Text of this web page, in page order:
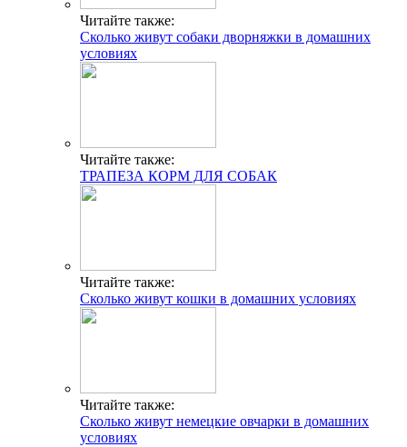
Читайте также:
Сколько живут собаки дворняжки в домашних
условиях
Читайте также:
ТРАПЕЗА КОРМ ДЛЯ СОБАК
Читайте также:
Сколько живут кошки в домашних условиях
Читайте также:
Сколько живут немецкие овчарки в домашних
условиях